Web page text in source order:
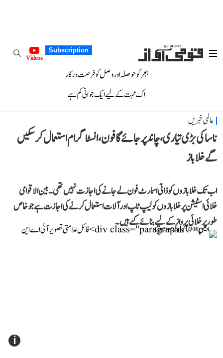
Subscription
Videos
ہجر کو حوصلہ اور وصل کو فرصت درکار
اک محبت کے لیے ایک جوانی کم ہے
عالمی خبریں
ناسا کی بڑی تیاری، چاند پر جائے گا فون، انسٹاگرام استعمال کر سکیں
گے خلا باز
اب تک خلابازوں کو ذاتی اسمارٹ فون لے جانے کی اجازت نہیں تھی۔ بین الاقوامی
خلائی اسٹیشن پر خلابازوں کو لیپ ٹاپ اور آلات استعمال کرنے کی اجازت ہے جو خاص
طور پر خلائی پرواز کے لیے بنائے گئے ہیں۔
i